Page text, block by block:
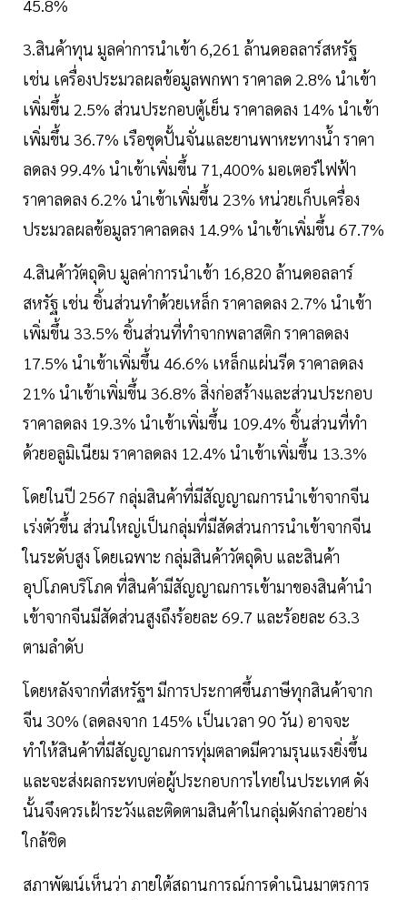
45.8%
3.สินค้าทุน มูลค่าการนำเข้า 6,261 ล้านดอลลาร์สหรัฐ
เช่น เครื่องประมวลผลข้อมูลพกพา ราคาลด 2.8% นำเข้า
เพิ่มขึ้น 2.5% ส่วนประกอบตู้เย็น ราคาลดลง 14% นำเข้า
เพิ่มขึ้น 36.7% เรือขุดปั้นจั่นและยานพาหะทางน้ำ ราคา
ลดลง 99.4% นำเข้าเพิ่มขึ้น 71,400% มอเตอร์ไฟฟ้า
ราคาลดลง 6.2% นำเข้าเพิ่มขึ้น 23% หน่วยเก็บเครื่อง
ประมวลผลข้อมูลราคาลดลง 14.9% นำเข้าเพิ่มขึ้น 67.7%
4.สินค้าวัตถุดิบ มูลค่าการนำเข้า 16,820 ล้านดอลลาร์
สหรัฐ เช่น ชิ้นส่วนทำด้วยเหล็ก ราคาลดลง 2.7% นำเข้า
เพิ่มขึ้น 33.5% ชิ้นส่วนที่ทำจากพลาสติก ราคาลดลง
17.5% นำเข้าเพิ่มขึ้น 46.6% เหล็กแผ่นรีด ราคาลดลง
21% นำเข้าเพิ่มขึ้น 36.8% สิ่งก่อสร้างและส่วนประกอบ
ราคาลดลง 19.3% นำเข้าเพิ่มขึ้น 109.4% ชิ้นส่วนที่ทำ
ด้วยอลูมิเนียม ราคาลดลง 12.4% นำเข้าเพิ่มขึ้น 13.3%
โดยในปี 2567 กลุ่มสินค้าที่มีสัญญาณการนำเข้าจากจีน
เร่งตัวขึ้น ส่วนใหญ่เป็นกลุ่มที่มีสัดส่วนการนำเข้าจากจีน
ในระดับสูง โดยเฉพาะ กลุ่มสินค้าวัตถุดิบ และสินค้า
อุปโภคบริโภค ที่สินค้ามีสัญญาณการเข้ามาของสินค้านำ
เข้าจากจีนมีสัดส่วนสูงถึงร้อยละ 69.7 และร้อยละ 63.3
ตามลำดับ
โดยหลังจากที่สหรัฐฯ มีการประกาศขึ้นภาษีทุกสินค้าจาก
จีน 30% (ลดลงจาก 145% เป็นเวลา 90 วัน) อาจจะ
ทำให้สินค้าที่มีสัญญาณการทุ่มตลาดมีความรุนแรงยิ่งขึ้น
และจะส่งผลกระทบต่อผู้ประกอบการไทยในประเทศ ดัง
นั้นจึงควรเฝ้าระวังและติดตามสินค้าในกลุ่มดังกล่าวอย่าง
ใกล้ชิด
สภาพัฒน์เห็นว่า ภายใต้สถานการณ์การดำเนินมาตรการ